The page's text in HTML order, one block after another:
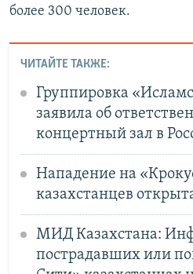
более 300 человек.
ЧИТАЙТЕ ТАКЖЕ:
Группировка
заявила об
концертный зал в
Нападение на
казахстанцев
МИД Казахстана:
пострадавших или